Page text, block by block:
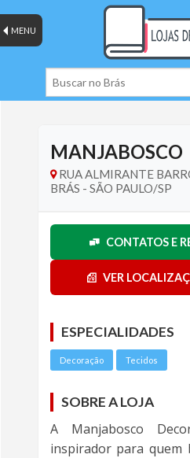
MENU
MANJABOSCO
RUA ALMIRANTE
BRÁS - SÃO PAULO/SP
CONTATOS E
VER
ESPECIALIDADES
Decoração Tecidos
SOBRE A LOJA
A Manjabosco
inspirador para quem